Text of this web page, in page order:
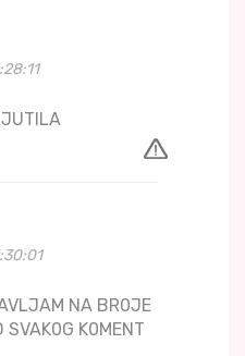
NA BR0JE
K0MENT